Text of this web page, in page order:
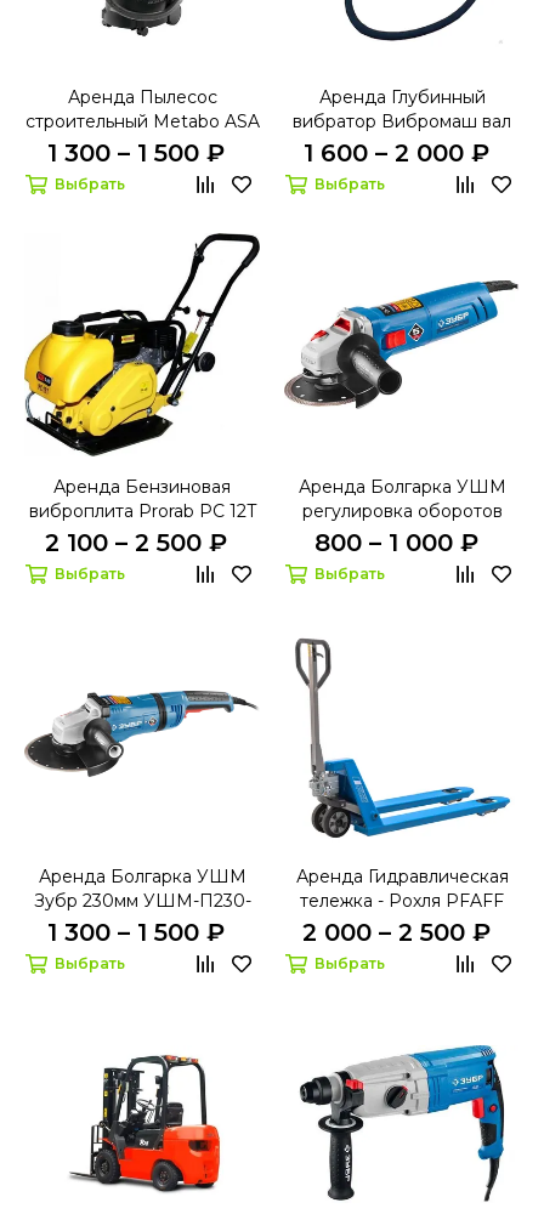
Аренда Пылесос
строительный Metabo ASA
25 L PC
1 300 – 1 500 ₽
Выбрать
Аренда Глубинный
вибратор Вибромаш вал
3.0м 51мм наконечник
1 600 – 2 000 ₽
Выбрать
Аренда Бензиновая
виброплита Prorab PC 12T
2 100 – 2 500 ₽
Выбрать
Аренда Болгарка УШМ
регулировка оборотов
Зубр D125мм УШМ-П125-
ПРОФЕССИОНАЛ
800 – 1 000 ₽
Выбрать
Аренда Болгарка УШМ
Зубр 230мм УШМ-П230-
2400 ПВ
1 300 – 1 500 ₽
Выбрать
Аренда Гидравлическая
тележка - Рохля PFAFF
HU 25-115
2 000 – 2 500 ₽
Выбрать